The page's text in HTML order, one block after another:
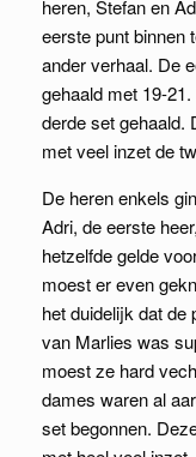
heren, Stefan en
eerste punt binnen
ander verhaal. De
gehaald met 19-
derde set gehaald.
met veel inzet de
De heren enkels
Adri, de eerste
hetzelfde gelde
moest er even
het duidelijk dat de
van Marlies was
moest ze hard
dames waren al
set begonnen.